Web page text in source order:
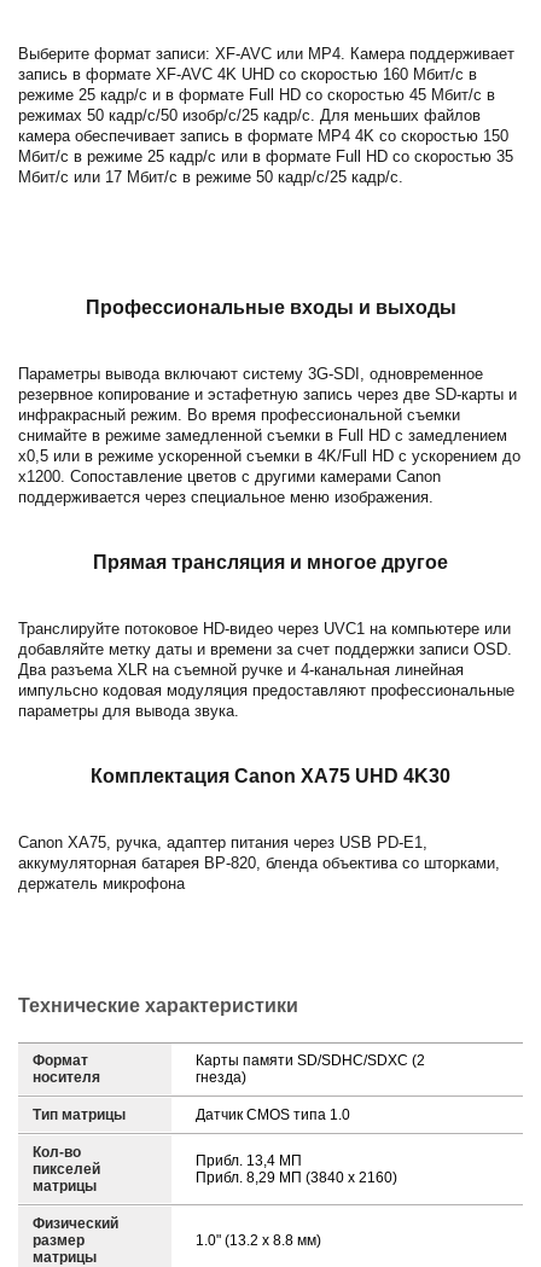
Выберите формат записи: XF-AVC или MP4. Камера поддерживает
запись в формате XF-AVC 4K UHD со скоростью 160 Мбит/с в
режиме 25 кадр/с и в формате Full HD со скоростью 45 Мбит/с в
режимах 50 кадр/с/50 изобр/с/25 кадр/с. Для меньших файлов
камера обеспечивает запись в формате MP4 4K со скоростью 150
Мбит/с в режиме 25 кадр/с или в формате Full HD со скоростью 35
Мбит/с или 17 Мбит/с в режиме 50 кадр/с/25 кадр/с.
Профессиональные входы и выходы
Параметры вывода включают систему 3G-SDI, одновременное
резервное копирование и эстафетную запись через две SD-карты и
инфракрасный режим. Во время профессиональной съемки
снимайте в режиме замедленной съемки в Full HD с замедлением
x0,5 или в режиме ускоренной съемки в 4K/Full HD с ускорением до
x1200. Сопоставление цветов с другими камерами Canon
поддерживается через специальное меню изображения.
Прямая трансляция и многое другое
Транслируйте потоковое HD-видео через UVC1 на компьютере или
добавляйте метку даты и времени за счет поддержки записи OSD.
Два разъема XLR на съемной ручке и 4-канальная линейная
импульсно кодовая модуляция предоставляют профессиональные
параметры для вывода звука.
Комплектация Canon XA75 UHD 4K30
Canon XA75, ручка, адаптер питания через USB PD-E1,
аккумуляторная батарея BP-820, бленда объектива со шторками,
держатель микрофона
Технические характеристики
Формат
носителя
Карты памяти SD/SDHC/SDXC (2
гнезда)
Тип матрицы Датчик CMOS типа 1.0
Кол-во
пикселей
матрицы
Прибл. 13,4 МП
Прибл. 8,29 МП (3840 x 2160)
Физический
размер
матрицы
1.0" (13.2 x 8.8 мм)